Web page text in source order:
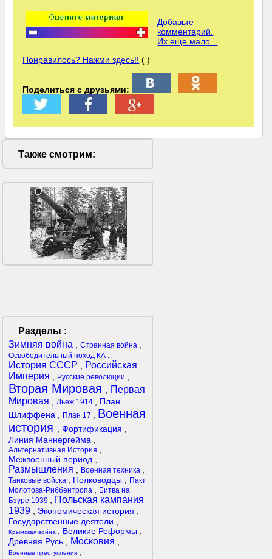
Добавьте
комментарий.
Их еще мало...
Понравилось? Нажми здесь!! ( )
Поделиться с друзьями:
Также смотрим:
Разделы :
Зимняя война
Странная война
Освободительный поход КА
История СССР
Российская
Империя
Русские революции
Вторая Мировая
Первая
Мировая
Льеж 1914
План
Шлиффена
План 17
Военная
история
Фортификация
Линия Маннергейма
Альтернативная История
Межвоенный период
Размышления Военная техника
Танковые войска Полководцы
Пакт
Молотова-Риббентропа
Битва на
Бзуре 1939
Польская кампания
1939
Экономическая история
Государственные деятели
Крымская война Великие Реформы
Древняя Русь
Московия
Военные преступления